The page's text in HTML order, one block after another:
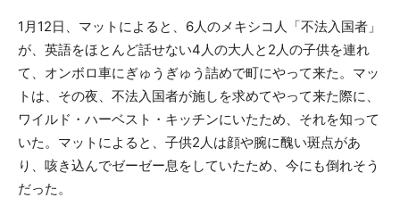
1月12日、マットによると、6人のメキシコ人「不法入国者」
が、英語をほとんど話せない4人の大人と2人の子供を連れ
て、オンボロ車にぎゅうぎゅう詰めで町にやって来た。マッ
トは、その夜、不法入国者が施しを求めてやって来た際に、
ワイルド・ハーベスト・キッチンにいたため、それを知って
いた。マットによると、子供2人は顔や腕に醜い斑点があ
り、咳き込んでゼーゼー息をしていたため、今にも倒れそう
だった。